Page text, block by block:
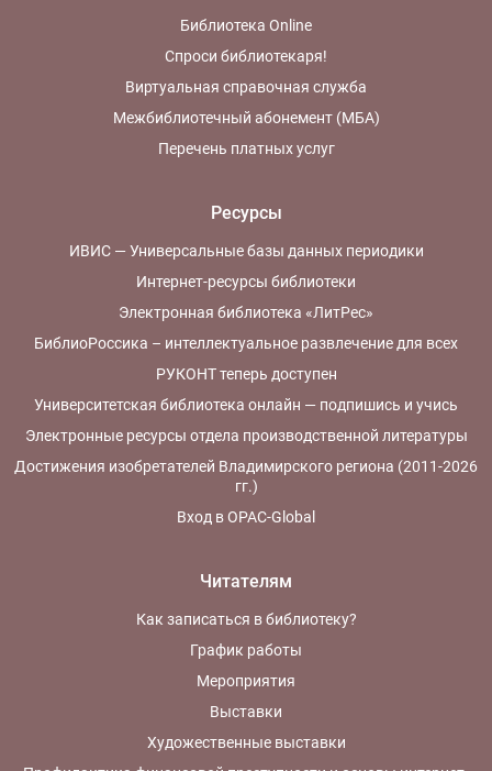
Библиотека Online
Спроси библиотекаря!
Виртуальная справочная служба
Межбиблиотечный абонемент (МБА)
Перечень платных услуг
Ресурсы
ИВИС — Универсальные базы данных периодики
Интернет-ресурсы библиотеки
Электронная библиотека «ЛитРес»
БиблиоРоссика – интеллектуальное развлечение для всех
РУКОНТ теперь доступен
Университетская библиотека онлайн — подпишись и учись
Электронные ресурсы отдела производственной литературы
Достижения изобретателей Владимирского региона (2011-2026
гг.)
Вход в OPAC-Global
Читателям
Как записаться в библиотеку?
График работы
Мероприятия
Выставки
Художественные выставки